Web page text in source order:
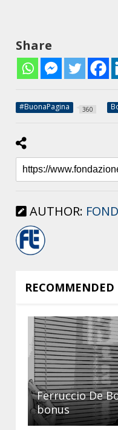
Share
#BuonaPagina 360
AUTHOR:
RECOMMENDED
Ferruccio De
bonus